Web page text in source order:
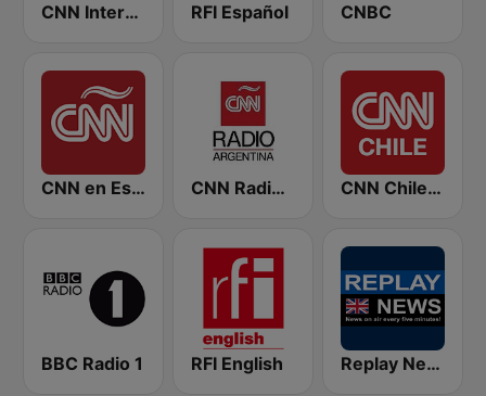
CNN International RFI Español CNBC
CNN en Español CNN Radio Argentina CNN Chile Radio AM
BBC Radio 1 RFI English Replay News ENGLISH